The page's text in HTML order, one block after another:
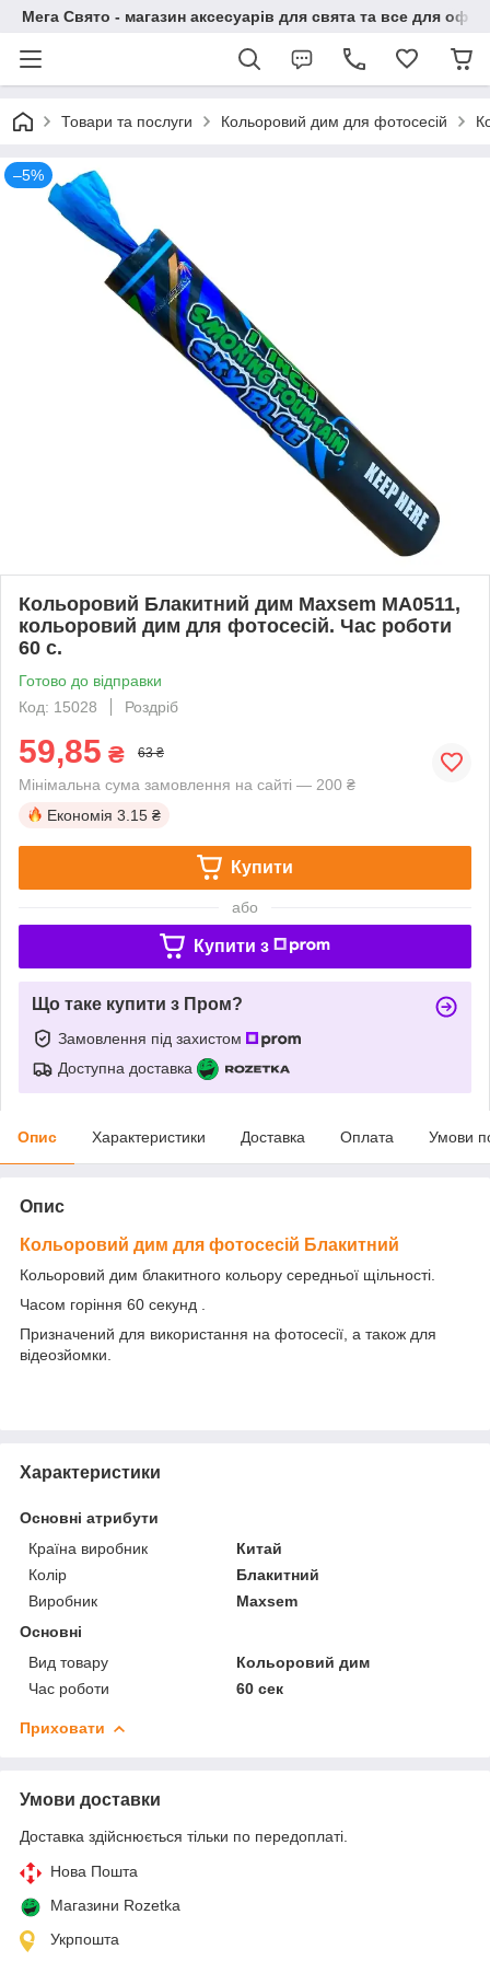
Мега Свято - магазин аксесуарів для свята та все для
Товари та послуги Кольоровий дим для фотосесій
–5%
Кольоровий Блакитний дим Maxsem MA0511,
кольоровий дим для фотосесій. Час роботи
60 с.
Готово до відправки
Код: 15028
Роздріб
59,85 ₴ 63 ₴
Мінімальна сума замовлення на сайті — 200 ₴
Економія 3.15 ₴
Купити
або
Купити з
Що таке купити з Пром?
Замовлення під захистом
Доступна доставка
Опис Характеристики Доставка Оплата Умови
Опис
Кольоровий дим для фотосесій Блакитний
Кольоровий дим блакитного кольору середньої щільності.
Часом горіння 60 секунд .
Призначений для використання на фотосесії, а також для
відеозйомки.
Характеристики
Основні атрибути
Країна виробник
Китай
Колір
Блакитний
Виробник
Maxsem
Основні
Вид товару
Кольоровий дим
Час роботи
60 сек
Приховати
Умови доставки
Доставка здійснюється тільки по передоплаті.
Нова Пошта
Магазини Rozetka
Укрпошта